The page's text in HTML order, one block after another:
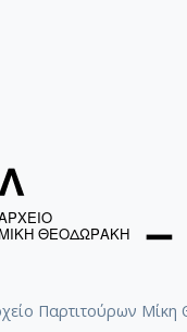
Παρτιτούρων Μίκη